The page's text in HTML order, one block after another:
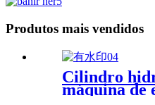
Produtos mais vendidos
Cilindro
máquina de